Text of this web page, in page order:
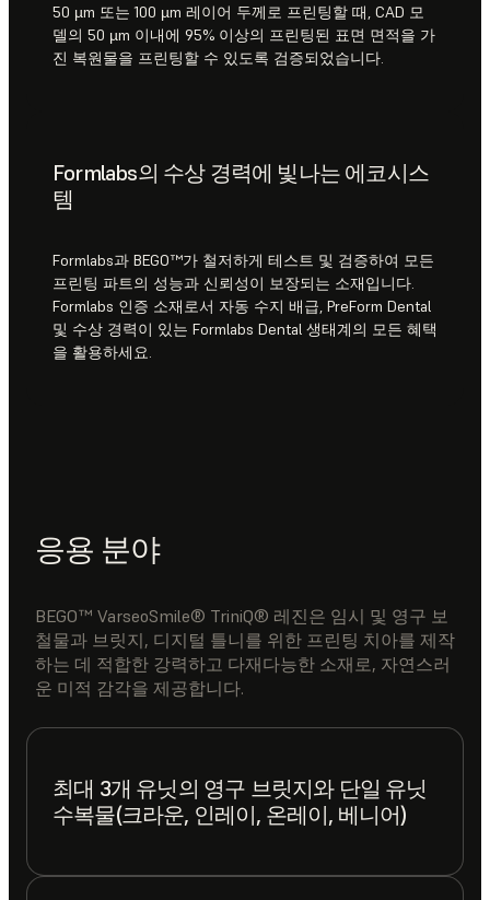
50 µm 또는 100 µm 레이어 두께로 프린팅할 때, CAD 모
델의 50 µm 이내에 95% 이상의 프린팅된 표면 면적을 가
진 복원물을 프린팅할 수 있도록 검증되었습니다.
Formlabs의 수상 경력에 빛나는 에코시스
템
Formlabs과 BEGO™가 철저하게 테스트 및 검증하여 모든
프린팅 파트의 성능과 신뢰성이 보장되는 소재입니다.
Formlabs 인증 소재로서 자동 수지 배급, PreForm Dental
및 수상 경력이 있는 Formlabs Dental 생태계의 모든 혜택
을 활용하세요.
응용 분야
BEGO™ VarseoSmile® TriniQ® 레진은 임시 및 영구 보
철물과 브릿지, 디지털 틀니를 위한 프린팅 치아를 제작
하는 데 적합한 강력하고 다재다능한 소재로, 자연스러
운 미적 감각을 제공합니다.
최대 3개 유닛의 영구 브릿지와 단일 유닛
수복물(크라운, 인레이, 온레이, 베니어)